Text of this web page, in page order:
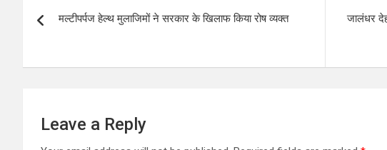
A
p
o
k
navigation
मल्टीपर्पज हेल्थ मुलाजिमों ने सरकार के खिलाफ किया रोष व्यक्त
जालंधर
Leave a Reply